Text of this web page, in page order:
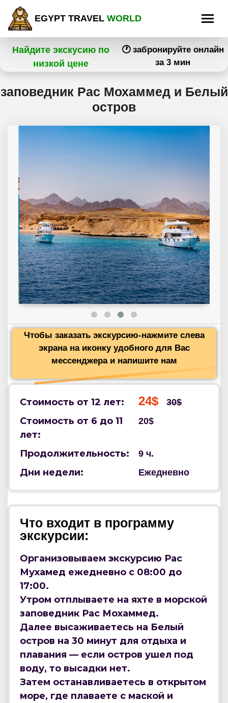
EGYPT TRAVEL WORLD
Найдите экскусию по
низкой цене
🕐 забронируйте онлайн
за 3 мин
заповедник Рас Мохаммед и Белый
остров
Чтобы заказать экскурсию-нажмите слева
экрана на иконку удобного для Вас
мессенджера и напишите нам
Стоимость от 12 лет: 24$ 30$
Стоимость от 6 до 11
лет:
20$
Продолжительность: 9 ч.
Дни недели: Ежедневно
Что входит в программу
экскурсии:
Организовываем экскурсию Рас
Мухамед ежедневно с 08:00 до
17:00.
Утром отплываете на яхте в морской
заповедник Рас Мохаммед.
Далее высаживаетесь на Белый
остров на 30 минут для отдыха и
плавания — если остров ушел под
воду, то высадки нет.
Затем останавливаетесь в открытом
море, где плаваете с маской и